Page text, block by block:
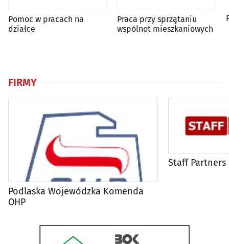
Pomoc w pracach na
działce
Praca przy sprzątaniu
wspólnot mieszkaniowych
FIRMY
Podlaska Wojewódzka Komenda
OHP
Staff Partners